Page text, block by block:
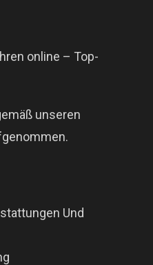
online – Top-
unseren
Und